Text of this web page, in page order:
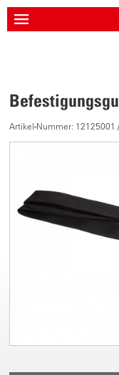
Artikel-Nummer: 12125001